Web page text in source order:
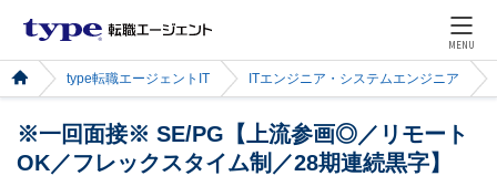
MENU
type転職エージェントIT ITエンジニア・システムエンジニア
※一回面接※ SE/PG【上流参画◎／リモート
OK／フレックスタイム制／28期連続黒字】